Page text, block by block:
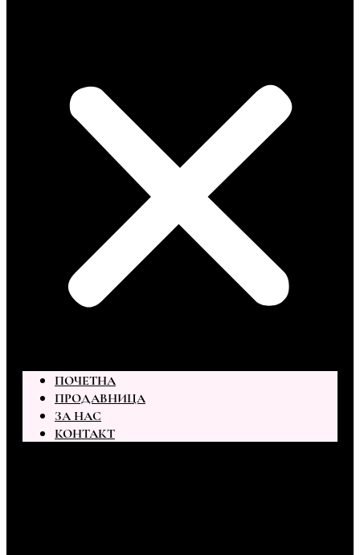
ПОЧЕТНА
ПРОДАВНИЦА
ЗА НАС
КОНТАКТ